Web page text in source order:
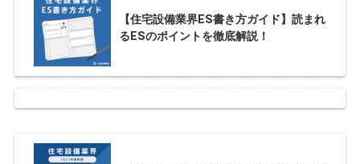
【住宅設備業界ES書き方ガイド】読まれ
るESのポイントを徹底解説！